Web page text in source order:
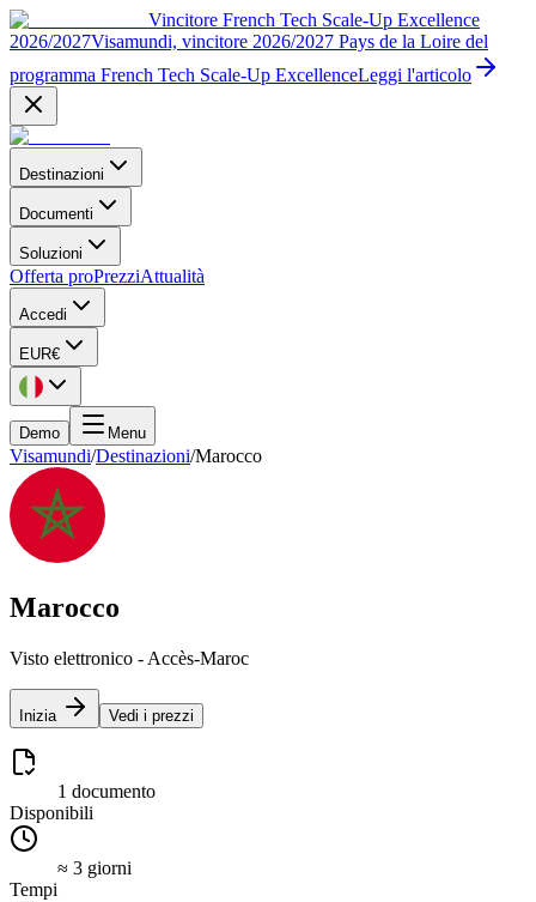
Vincitore French Tech Scale-Up Excellence
2026/2027Visamundi, vincitore 2026/2027 Pays de la Loire del
programma French Tech Scale-Up ExcellenceLeggi l'articolo
Destinazioni
Documenti
Soluzioni
Offerta proPrezziAttualità
Accedi
EUR€
Demo Menu
Visamundi/Destinazioni/Marocco
Marocco
Visto elettronico - Accès-Maroc
Inizia Vedi i prezzi
1 documento
Disponibili
≈ 3 giorni
Tempi